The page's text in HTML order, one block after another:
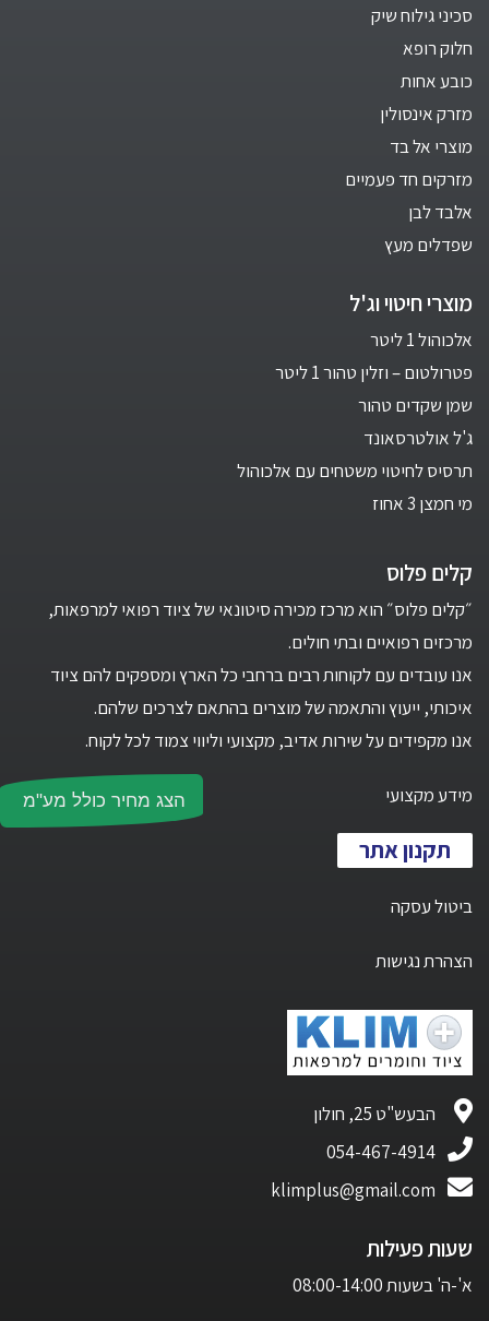
הצג מחיר כולל מע"מ
סכיני גילוח שיק
חלוק רופא
כובע אחות
מזרק אינסולין
מוצרי אל בד
מזרקים חד פעמיים
אלבד לבן
שפדלים מעץ
מוצרי חיטוי וג'ל
אלכוהול 1 ליטר
פטרולטום – וזלין טהור 1 ליטר
שמן שקדים טהור
ג'ל אולטרסאונד
תרסיס לחיטוי משטחים עם אלכוהול
מי חמצן 3 אחוז
קלים פלוס
״קלים פלוס״ הוא מרכז מכירה סיטונאי של ציוד רפואי למרפאות,
מרכזים רפואיים ובתי חולים.
אנו עובדים עם לקוחות רבים ברחבי כל הארץ ומספקים להם ציוד
איכותי, ייעוץ והתאמה של מוצרים בהתאם לצרכים שלהם.
אנו מקפידים על שירות אדיב, מקצועי וליווי צמוד לכל לקוח.
מידע מקצועי
תקנון אתר
ביטול עסקה
הצהרת נגישות
הבעש"ט 25, חולון
054-467-4914
klimplus@gmail.com
שעות פעילות
א'-ה' בשעות 08:00-14:00